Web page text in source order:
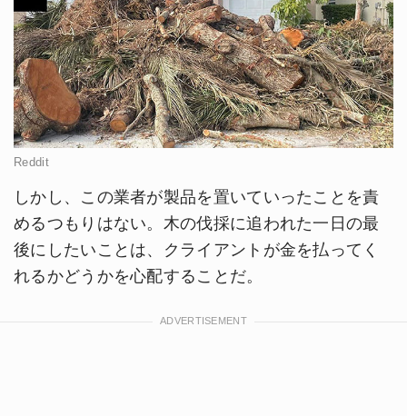
Reddit
しかし、この業者が製品を置いていったことを責
めるつもりはない。木の伐採に追われた一日の最
後にしたいことは、クライアントが金を払ってく
れるかどうかを心配することだ。